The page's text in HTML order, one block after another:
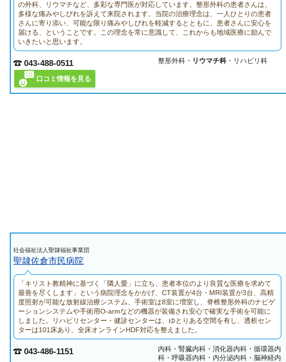
の外科、リウマチなど、多彩な専門医が対応しています。整形外科の患者さんは、
多様な痛みやしびれを訴えて来院されます。当院の治療理念は、一人ひとりの患者
さんに寄り添い、可能な限り痛みやしびれを軽減するとともに、患者さんに安心を
届ける、ということです。この理念を常に意識して、これからも地域医療に励んで
いきたいと思います。
043-488-0511
口コミ情報を見る
整形外科・ リウマチ科・リハビリ科
社会福祉法人聖隷福祉事業団
聖隷佐倉市民病院
「キリスト教精神に基づく「隣人愛」に立ち、患者本位のより良質な医療を求めて
最善を尽くします」という病院理念をかかげ、CT装置が4台・MRI装置が3台、高精
度照射が可能な放射線治療システム、手術室は8室に増室し、脊椎整形外科のナビゲ
ーションシステムや手術用O-armなどの機器が装備され安心で確実な手術を可能に
しました。リハビリセンター・健診センターは、ゆとりある空間を有し、透析セン
ターは101床あり、全床オンラインHDF対応を整えました。
043-486-1151
内科・腎臓内科・消化器内科・循環器内
科・呼吸器内科・内分泌内科・脳神経内